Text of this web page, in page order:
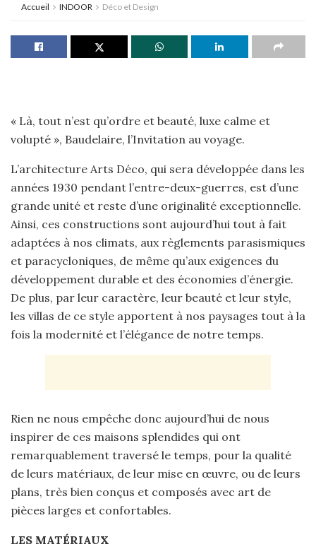
Accueil INDOOR Déco et Design
« Là, tout n’est qu’ordre et beauté, luxe calme et
volupté », Baudelaire, l’Invitation au voyage.
L’architecture Arts Déco, qui sera développée dans les
années 1930 pendant l’entre-deux-guerres, est d’une
grande unité et reste d’une originalité exceptionnelle.
Ainsi, ces constructions sont aujourd’hui tout à fait
adaptées à nos climats, aux règlements parasismiques
et paracycloniques, de même qu’aux exigences du
développement durable et des économies d’énergie.
De plus, par leur caractère, leur beauté et leur style,
les villas de ce style apportent à nos paysages tout à la
fois la modernité et l’élégance de notre temps.
Rien ne nous empêche donc aujourd’hui de nous
inspirer de ces maisons splendides qui ont
remarquablement traversé le temps, pour la qualité
de leurs matériaux, de leur mise en œuvre, ou de leurs
plans, très bien conçus et composés avec art de
pièces larges et confortables.
LES MATÉRIAUX